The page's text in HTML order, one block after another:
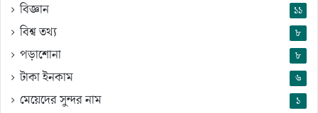
বিজ্ঞান ১১
বিশ্ব তথ্য ৮
পড়াশোনা ৮
টাকা ইনকাম ৬
মেয়েদের সুন্দর নাম ১